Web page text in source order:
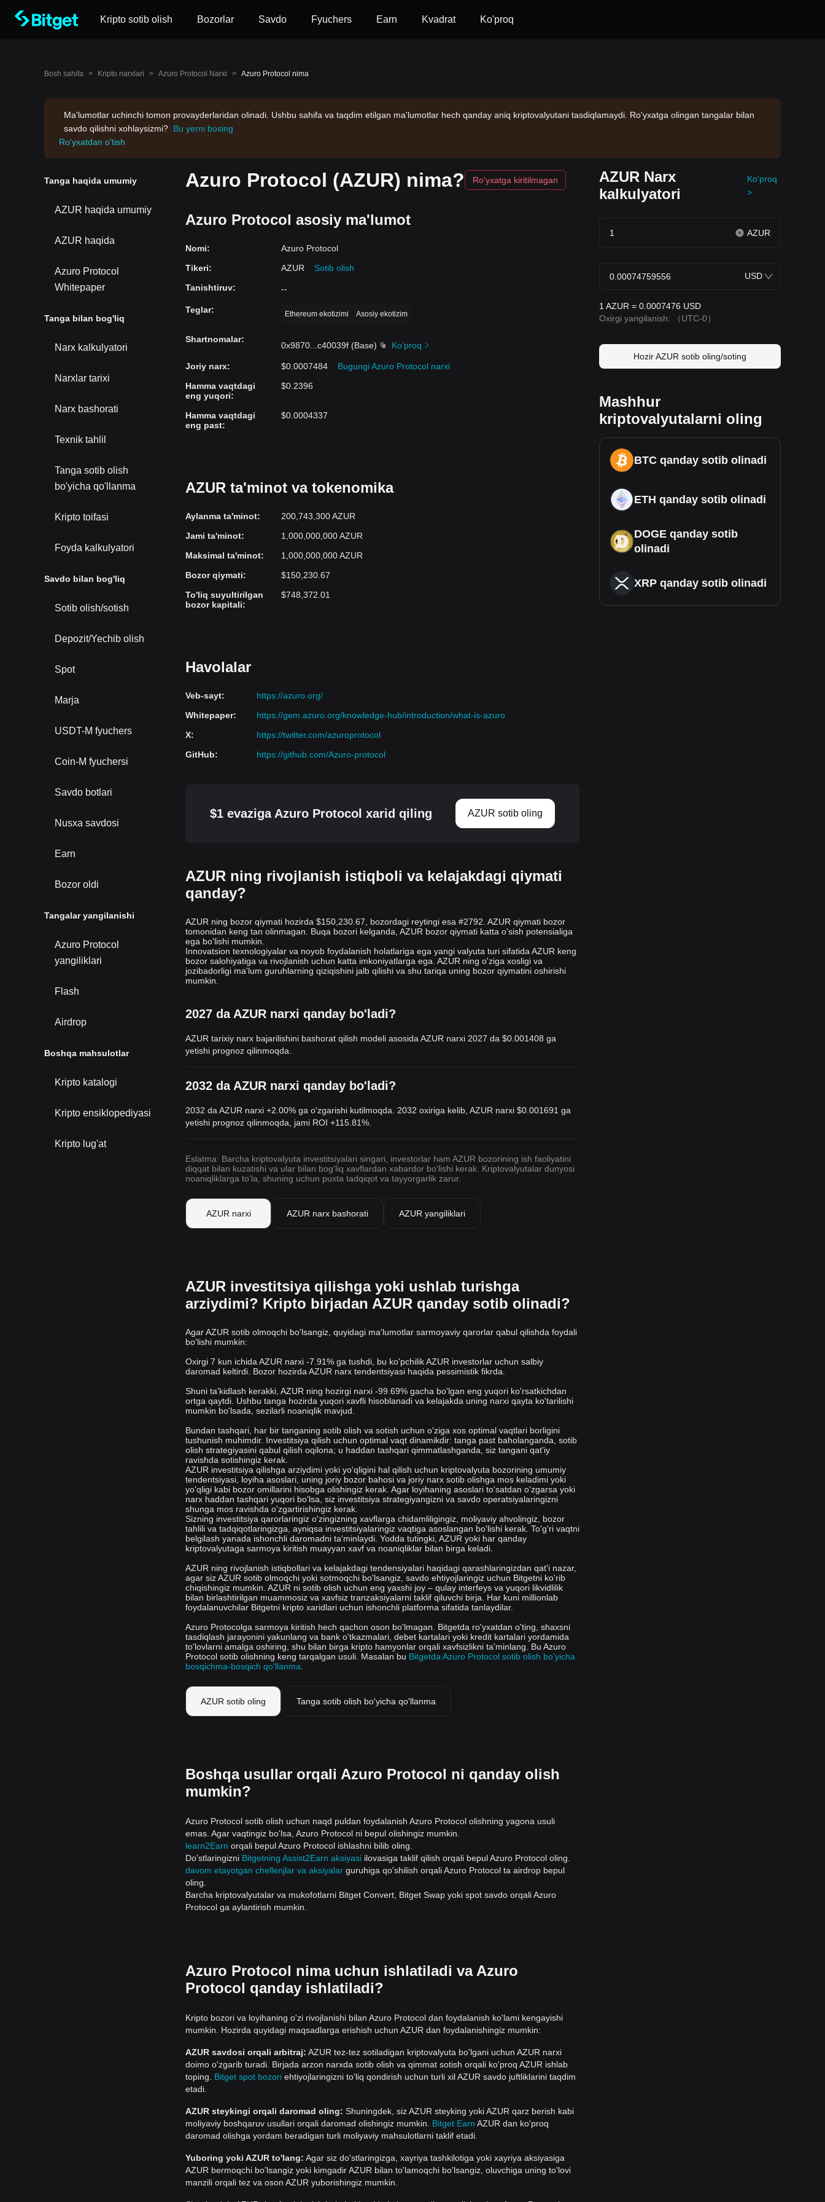
Kripto sotib olish Bozorlar Savdo Fyuchers Earn Kvadrat Ko'proq
Bosh sahifa > Kripto narxlari > Azuro Protocol Narxi > Azuro Protocol nima
Ma'lumotlar uchinchi tomon provayderlaridan olinadi. Ushbu sahifa va taqdim etilgan ma'lumotlar hech qanday aniq kriptovalyutani tasdiqlamaydi. Ro'yxatga olingan tangalar bilan
savdo qilishni xohlaysizmi? Bu yerni bosing
Ro'yxatdan o'tish
Tanga haqida umumiy
AZUR haqida umumiy
AZUR haqida
Azuro Protocol
Whitepaper
Tanga bilan bog'liq
Narx kalkulyatori
Narxlar tarixi
Narx bashorati
Texnik tahlil
Tanga sotib olish
bo'yicha qo'llanma
Kripto toifasi
Foyda kalkulyatori
Savdo bilan bog'liq
Sotib olish/sotish
Depozit/Yechib olish
Spot
Marja
USDT-M fyuchers
Coin-M fyuchersi
Savdo botlari
Nusxa savdosi
Earn
Bozor oldi
Tangalar yangilanishi
Azuro Protocol
yangiliklari
Flash
Airdrop
Boshqa mahsulotlar
Kripto katalogi
Kripto ensiklopediyasi
Kripto lug'at
Azuro Protocol (AZUR) nima? Ro'yxatga kiritilmagan
Azuro Protocol asosiy ma'lumot
Nomi:
Azuro Protocol
Tikeri: AZUR
Sotib olish
Tanishtiruv: --
Teglar: Ethereum ekotizimi Asosiy ekotizim
Shartnomalar:
0x9870 c40039f (Base) Ko’proq
Joriy narx: $0.0007484
Bugungi Azuro Protocol narxi
Hamma vaqtdagi
eng yuqori:
$0.2396
Hamma vaqtdagi
eng past:
$0.0004337
AZUR ta'minot va tokenomika
Aylanma ta'minot:
200,743,300 AZUR
Jami ta'minot:
1,000,000,000 AZUR
Maksimal ta'minot:
1,000,000,000 AZUR
Bozor qiymati:
$150,230.67
To'liq suyultirilgan
bozor kapitali:
$748,372.01
Havolalar
Veb-sayt:
https://azuro.org/
Whitepaper:
https://gem.azuro.org/knowledge-hub/introduction/what-is-azuro
X:
https://twitter.com/azuroprotocol
GitHub: https://github.com/Azuro-protocol
$1 evaziga Azuro Protocol xarid qiling AZUR sotib oling
AZUR ning rivojlanish istiqboli va kelajakdagi qiymati
qanday?
AZUR ning bozor qiymati hozirda $150,230.67, bozordagi reytingi esa #2792. AZUR qiymati bozor
tomonidan keng tan olinmagan. Buqa bozori kelganda, AZUR bozor qiymati katta o'sish potensialiga
ega bo'lishi mumkin.
Innovatsion texnologiyalar va noyob foydalanish holatlariga ega yangi valyuta turi sifatida AZUR keng
bozor salohiyatiga va rivojlanish uchun katta imkoniyatlarga ega. AZUR ning o'ziga xosligi va
jozibadorligi ma'lum guruhlarning qiziqishini jalb qilishi va shu tariqa uning bozor qiymatini oshirishi
mumkin.
2027 da AZUR narxi qanday bo'ladi?
AZUR tarixiy narx bajarilishini bashorat qilish modeli asosida AZUR narxi 2027 da $0.001408 ga
yetishi prognoz qilinmoqda.
2032 da AZUR narxi qanday bo'ladi?
2032 da AZUR narxi +2.00% ga o'zgarishi kutilmoqda. 2032 oxiriga kelib, AZUR narxi $0.001691 ga
yetishi prognoz qilinmoqda, jami ROI +115.81%.
Eslatma: Barcha kriptovalyuta investitsiyalari singari, investorlar ham AZUR bozorining ish faoliyatini
diqqat bilan kuzatishi va ular bilan bog'liq xavflardan xabardor bo'lishi kerak. Kriptovalyutalar dunyosi
noaniqliklarga to'la, shuning uchun puxta tadqiqot va tayyorgarlik zarur.
AZUR narxi AZUR narx bashorati AZUR yangiliklari
AZUR investitsiya qilishga yoki ushlab turishga
arziydimi? Kripto birjadan AZUR qanday sotib olinadi?
Agar AZUR sotib olmoqchi bo'lsangiz, quyidagi ma'lumotlar sarmoyaviy qarorlar qabul qilishda foydali
bo'lishi mumkin:
Oxirgi 7 kun ichida AZUR narxi -7.91% ga tushdi, bu ko'pchilik AZUR investorlar uchun salbiy
daromad keltirdi. Bozor hozirda AZUR narx tendentsiyasi haqida pessimistik fikrda.
Shuni ta'kidlash kerakki, AZUR ning hozirgi narxi -99.69% gacha bo'lgan eng yuqori ko'rsatkichdan
ortga qaytdi. Ushbu tanga hozirda yuqori xavfli hisoblanadi va kelajakda uning narxi qayta ko'tarilishi
mumkin bo'lsada, sezilarli noaniqlik mavjud.
Bundan tashqari, har bir tanganing sotib olish va sotish uchun o'ziga xos optimal vaqtlari borligini
tushunish muhimdir. Investitsiya qilish uchun optimal vaqt dinamikdir: tanga past baholanganda, sotib
olish strategiyasini qabul qilish oqilona; u haddan tashqari qimmatlashganda, siz tangani qat'iy
ravishda sotishingiz kerak.
AZUR investitsiya qilishga arziydimi yoki yo'qligini hal qilish uchun kriptovalyuta bozorining umumiy
tendentsiyasi, loyiha asoslari, uning joriy bozor bahosi va joriy narx sotib olishga mos keladimi yoki
yo'qligi kabi bozor omillarini hisobga olishingiz kerak. Agar loyihaning asoslari to'satdan o'zgarsa yoki
narx haddan tashqari yuqori bo'lsa, siz investitsiya strategiyangizni va savdo operatsiyalaringizni
shunga mos ravishda o'zgartirishingiz kerak.
Sizning investitsiya qarorlaringiz o'zingizning xavflarga chidamliligingiz, moliyaviy ahvolingiz, bozor
tahlili va tadqiqotlaringizga, ayniqsa investitsiyalaringiz vaqtiga asoslangan bo'lishi kerak. To'g'ri vaqtni
belgilash yanada ishonchli daromadni ta'minlaydi. Yodda tutingki, AZUR yoki har qanday
kriptovalyutaga sarmoya kiritish muayyan xavf va noaniqliklar bilan birga keladi.
AZUR ning rivojlanish istiqbollari va kelajakdagi tendensiyalari haqidagi qarashlaringizdan qat'i nazar,
agar siz AZUR sotib olmoqchi yoki sotmoqchi bo'lsangiz, savdo ehtiyojlaringiz uchun Bitgetni ko'rib
chiqishingiz mumkin. AZUR ni sotib olish uchun eng yaxshi joy – qulay interfeys va yuqori likvidlilik
bilan birlashtirilgan muammosiz va xavfsiz tranzaksiyalarni taklif qiluvchi birja. Har kuni millionlab
foydalanuvchilar Bitgetni kripto xaridlari uchun ishonchli platforma sifatida tanlaydilar.
Azuro Protocolga sarmoya kiritish hech qachon oson bo'lmagan. Bitgetda ro'yxatdan o'ting, shaxsni
tasdiqlash jarayonini yakunlang va bank o'tkazmalari, debet kartalari yoki kredit kartalari yordamida
to'lovlarni amalga oshiring, shu bilan birga kripto hamyonlar orqali xavfsizlikni ta'minlang. Bu Azuro
Protocol sotib olishning keng tarqalgan usuli. Masalan bu Bitgetda Azuro Protocol sotib olish bo'yicha
bosqichma-bosqich qo'llanma
AZUR sotib oling Tanga sotib olish bo'yicha qo'llanma
Boshqa usullar orqali Azuro Protocol ni qanday olish
mumkin?
Azuro Protocol sotib olish uchun naqd puldan foydalanish Azuro Protocol olishning yagona usuli
emas. Agar vaqtingiz bo'lsa, Azuro Protocol ni bepul olishingiz mumkin.
learn2Earn orqali bepul Azuro Protocol ishlashni bilib oling.
Do'stlaringizni Bitgetning Assist2Earn aksiyasi ilovasiga taklif qilish orqali bepul Azuro Protocol oling.
davom etayotgan chellenjlar va aksiyalar guruhiga qo'shilish orqali Azuro Protocol ta airdrop bepul
oling.
Barcha kriptovalyutalar va mukofotlarni Bitget Convert, Bitget Swap yoki spot savdo orqali Azuro
Protocol ga aylantirish mumkin.
Azuro Protocol nima uchun ishlatiladi va Azuro
Protocol qanday ishlatiladi?
Kripto bozori va loyihaning o'zi rivojlanishi bilan Azuro Protocol dan foydalanish ko'lami kengayishi
mumkin. Hozirda quyidagi maqsadlarga erishish uchun AZUR dan foydalanishingiz mumkin:
AZUR savdosi orqali arbitraj: AZUR tez-tez sotiladigan kriptovalyuta bo'lgani uchun AZUR narxi
doimo o'zgarib turadi. Birjada arzon narxda sotib olish va qimmat sotish orqali ko'proq AZUR ishlab
toping. Bitget spot bozori ehtiyojlaringizni to'liq qondirish uchun turli xil AZUR savdo juftliklarini taqdim
etadi.
AZUR steykingi orqali daromad oling: Shuningdek, siz AZUR steyking yoki AZUR qarz berish kabi
moliyaviy boshqaruv usullari orqali daromad olishingiz mumkin. Bitget Earn AZUR dan ko'proq
daromad olishga yordam beradigan turli moliyaviy mahsulotlarni taklif etadi.
Yuboring yoki AZUR to'lang: Agar siz do'stlaringizga, xayriya tashkilotiga yoki xayriya aksiyasiga
AZUR bermoqchi bo'lsangiz yoki kimgadir AZUR bilan to'lamoqchi bo'lsangiz, oluvchiga uning to'lovi
manzili orqali tez va oson AZUR yuborishingiz mumkin.
AZUR Narx
kalkulyatori
Ko'proq
>
AZUR
USD
1 AZUR = 0.0007476 USD
Oxirgi yangilanish:
（UTC-0）
Hozir AZUR sotib oling/soting
Mashhur
kriptovalyutalarni oling
BTC qanday sotib olinadi
ETH qanday sotib olinadi
DOGE qanday sotib
olinadi
XRP qanday sotib olinadi